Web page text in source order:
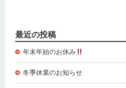
最近の投稿
年末年始のお休み
冬季休業のお知らせ